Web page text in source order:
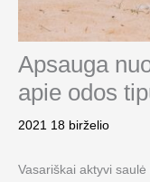
Apsauga
apie odos
2021 18 birželio
Vasariškai aktyvi